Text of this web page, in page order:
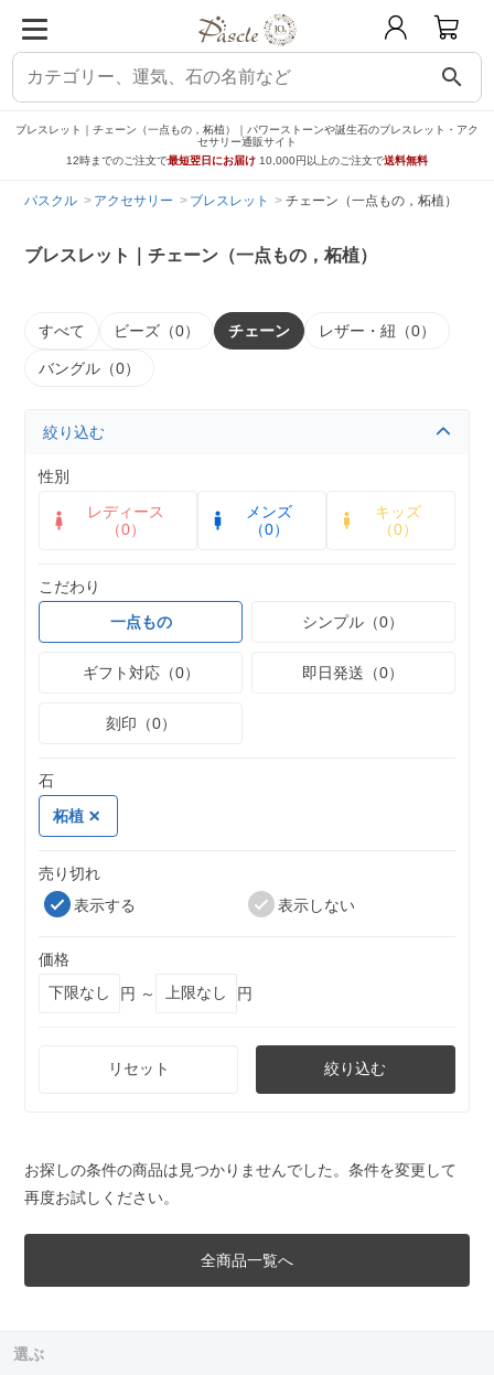
search
ブレスレット｜チェーン（一点もの，柘植）｜パワーストーンや誕生石のブレスレット・アク
セサリー通販サイト
12時までのご注文で最短翌日にお届け 10,000円以上のご注文で送料無料
パスクル アクセサリー ブレスレット チェーン（一点もの，柘植）
ブレスレット｜チェーン（一点もの，柘植）
すべて ビーズ（0） チェーン レザー・紐（0）
バングル（0）
絞り込む
性別
レディース
（0）
メンズ
（0）
キッズ
（0）
こだわり
一点もの
シンプル（0）
ギフト対応（0） 即日発送（0）
刻印（0）
石
柘植
売り切れ
表示する
表示しない
価格
円 ～
円
リセット 絞り込む
お探しの条件の商品は見つかりませんでした。条件を変更して
再度お試しください。
全商品一覧へ
選ぶ